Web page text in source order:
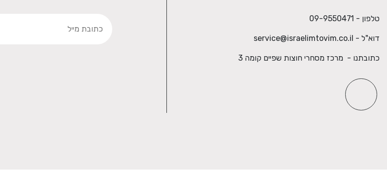
טלפון - 09-9550471
דוא"ל - service@israelimtovim.co.il
כתובתנו - מרכז מסחרי חוצות שפיים קומה 3